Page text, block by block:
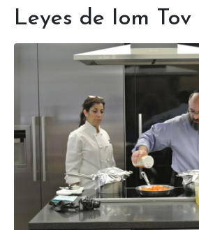
Leyes de Iom Tov